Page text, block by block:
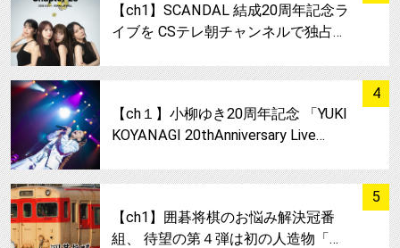
【ch1】SCANDAL 結成20周年記念ラ
イブを CSテレ朝チャンネルで独占…
4
【ch１】小柳ゆき20周年記念 「YUKI
KOYANAGI 20thAnniversary Live…
5
サムネイル
【ch1】囲碁将棋のお悩み解決冠番
組、 待望の第４弾は初の人造物「…